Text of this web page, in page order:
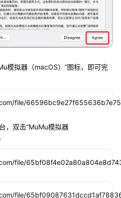
模拟器（macOS）”图标，即可完
，双击“MuMu模拟器